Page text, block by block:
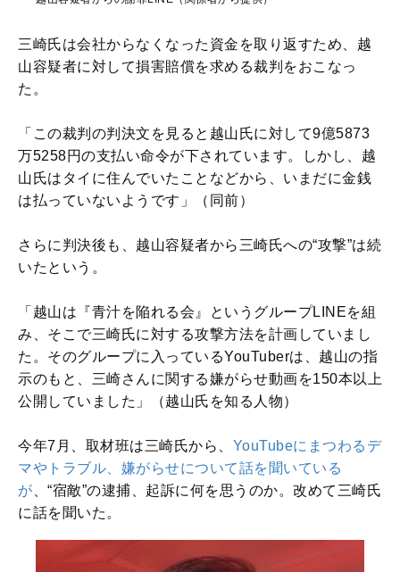
三崎氏は会社からなくなった資金を取り返すため、越
山容疑者に対して損害賠償を求める裁判をおこなっ
た。
「この裁判の判決文を見ると越山氏に対して9億5873
万5258円の支払い命令が下されています。しかし、越
山氏はタイに住んでいたことなどから、いまだに金銭
は払っていないようです」（同前）
さらに判決後も、越山容疑者から三崎氏への“攻撃”は続
いたという。
「越山は『青汁を陥れる会』というグループLINEを組
み、そこで三崎氏に対する攻撃方法を計画していまし
た。そのグループに入っているYouTuberは、越山の指
示のもと、三崎さんに関する嫌がらせ動画を150本以上
公開していました」（越山氏を知る人物）
今年7月、取材班は三崎氏から、 YouTubeにまつわるデ
マやトラブル、嫌がらせについて話を聞いている
が 、“宿敵”の逮捕、起訴に何を思うのか。改めて三崎氏
に話を聞いた。